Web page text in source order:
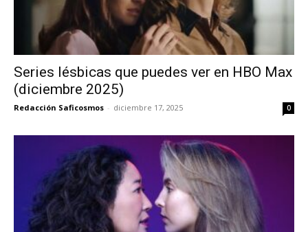
Series lésbicas que puedes ver en HBO Max
(diciembre 2025)
Redacción Saficosmos - diciembre 17, 2025 0